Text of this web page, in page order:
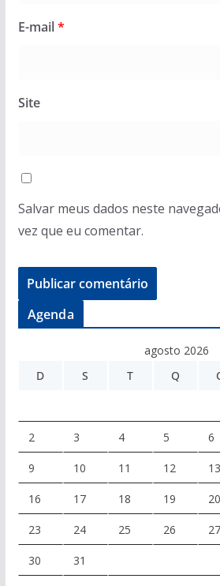
E-mail*
Site
Salvar meus dados neste
vez que eu comentar.
Agenda
agosto 2026
D
S T Q
2 3 4 5 6
9 10 11 12 13
16 17 18 19 20
23 24 25 26 27
30 31